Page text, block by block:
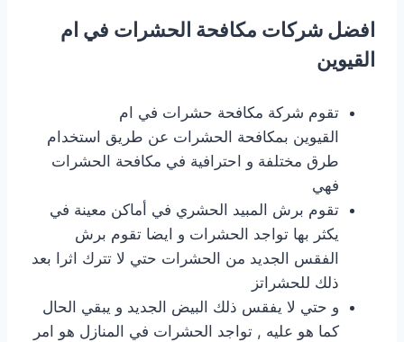
افضل شركات مكافحة الحشرات في ام
القيوين
تقوم شركة مكافحة حشرات في ام
القيوين بمكافحة الحشرات عن طريق استخدام
طرق مختلفة و احترافية في مكافحة الحشرات
فهي
تقوم برش المبيد الحشري في أماكن معينة في
يكثر بها تواجد الحشرات و ايضا تقوم برش
الفقس الجديد من الحشرات حتي لا تترك اثرا بعد
ذلك للحشراتز
و حتي لا يفقس ذلك البيض الجديد و يبقي الحال
كما هو عليه , تواجد الحشرات في المنازل هو امر